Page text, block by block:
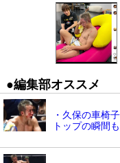
●編集部オススメ
・久保の車椅
トップの瞬間も